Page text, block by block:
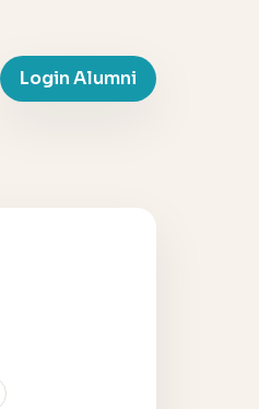
Login Alumni